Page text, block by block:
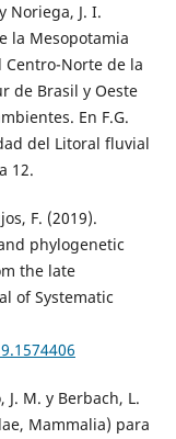
Noriega, J. I.
la Mesopotamia
Norte de la
de Brasil y Oeste
En F.G.
del Litoral fluvial
12.
F. (2019).
phylogenetic
the late
of Systematic
M. y Berbach, L.
Mammalia) para